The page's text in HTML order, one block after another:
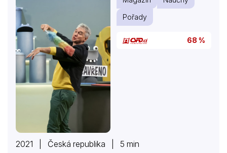
Pořady
68 %
2021 | Česká republika | 5 min